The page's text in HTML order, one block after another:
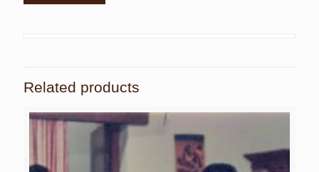
Related products